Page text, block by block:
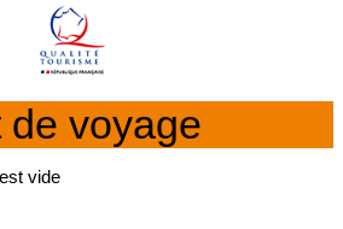
de voyage
vide